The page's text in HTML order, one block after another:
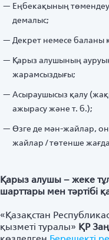
Еңбекақының
демалыс;
Декрет немесе баланы
Қарыз алушының
жарамсыздығы;
Асыраушысыз қалу
ажырасу және т. б.);
Өзге де мән-жайлар,
жайлар / төтенше
Қарыз алушы – жеке
шарттары мен тәртібі
«Қазақстан
қызметі туралы» ҚР